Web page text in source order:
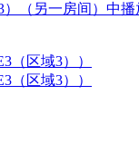
）（另一房间）中播
（区域3））
（区域3））